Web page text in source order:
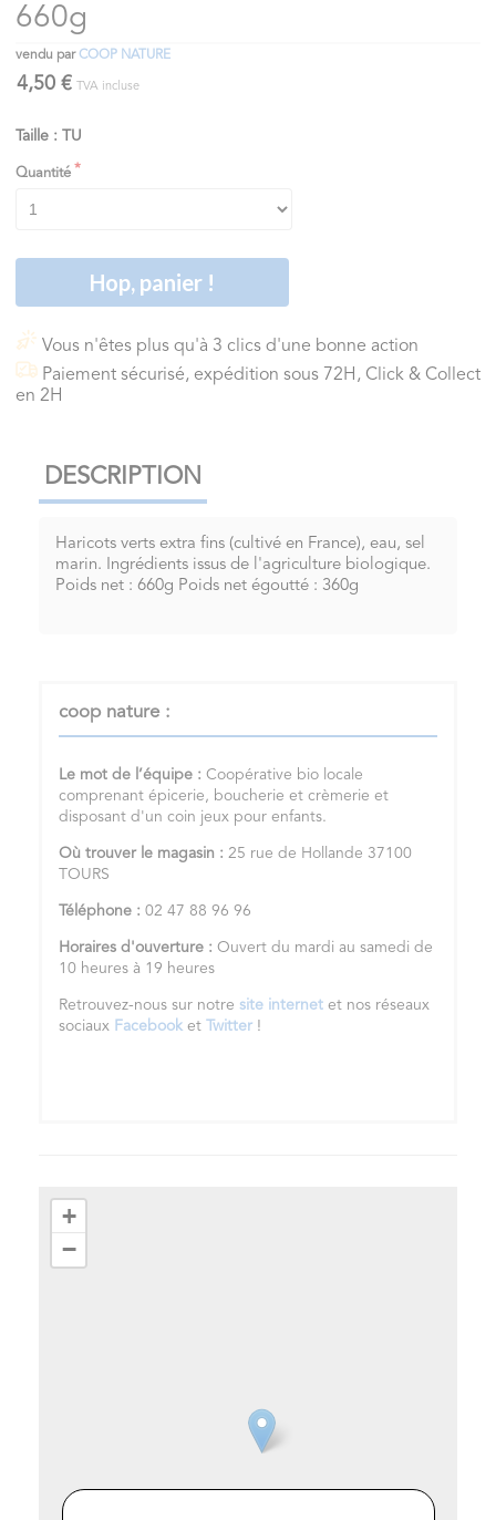
660g
vendu parCOOP NATURE
4,50 € TVA incluse
Taille : TU
Quantité
Hop, panier !
Vous n'êtes plus qu'à 3 clics d'une bonne action
Paiement sécurisé, expédition sous 72H, Click & Collect
en 2H
DESCRIPTION
Haricots verts extra fins (cultivé en France), eau, sel
marin. Ingrédients issus de l'agriculture biologique.
Poids net : 660g Poids net égoutté : 360g
coop nature :
Le mot de l’équipe : Coopérative bio locale
comprenant épicerie, boucherie et crèmerie et
disposant d'un coin jeux pour enfants.
Où trouver le magasin : 25 rue de Hollande 37100
TOURS
Téléphone : 02 47 88 96 96
Horaires d'ouverture : Ouvert du mardi au samedi de
10 heures à 19 heures
Retrouvez-nous sur notre site internet et nos réseaux
sociaux Facebook et Twitter !
+
−